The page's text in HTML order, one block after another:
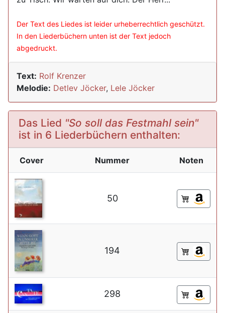
Der Text des Liedes ist leider urheberrechtlich geschützt.
In den Liederbüchern unten ist der Text jedoch
abgedruckt.
Text: Rolf Krenzer
Melodie: Detlev Jöcker, Lele Jöcker
Das Lied "So soll das Festmahl sein"
ist in 6 Liederbüchern enthalten:
Cover Nummer Noten
50
194
298